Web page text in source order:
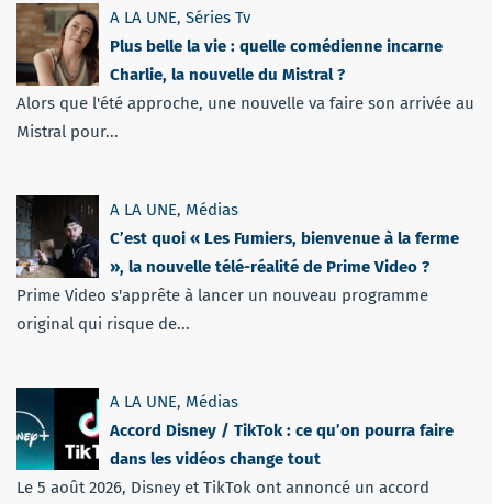
A LA UNE, Séries Tv
Plus belle la vie : quelle comédienne incarne
Charlie, la nouvelle du Mistral ?
Alors que l'été approche, une nouvelle va faire son arrivée au
Mistral pour...
A LA UNE, Médias
C’est quoi « Les Fumiers, bienvenue à la ferme
», la nouvelle télé-réalité de Prime Video ?
Prime Video s'apprête à lancer un nouveau programme
original qui risque de...
A LA UNE, Médias
Accord Disney / TikTok : ce qu’on pourra faire
dans les vidéos change tout
Le 5 août 2026, Disney et TikTok ont annoncé un accord